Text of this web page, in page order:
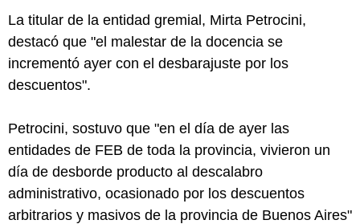
La titular de la entidad gremial, Mirta Petrocini,
destacó que "el malestar de la docencia se
incrementó ayer con el desbarajuste por los
descuentos".
Petrocini, sostuvo que "en el día de ayer las
entidades de FEB de toda la provincia, vivieron un
día de desborde producto al descalabro
administrativo, ocasionado por los descuentos
arbitrarios y masivos de la provincia de Buenos Aires"